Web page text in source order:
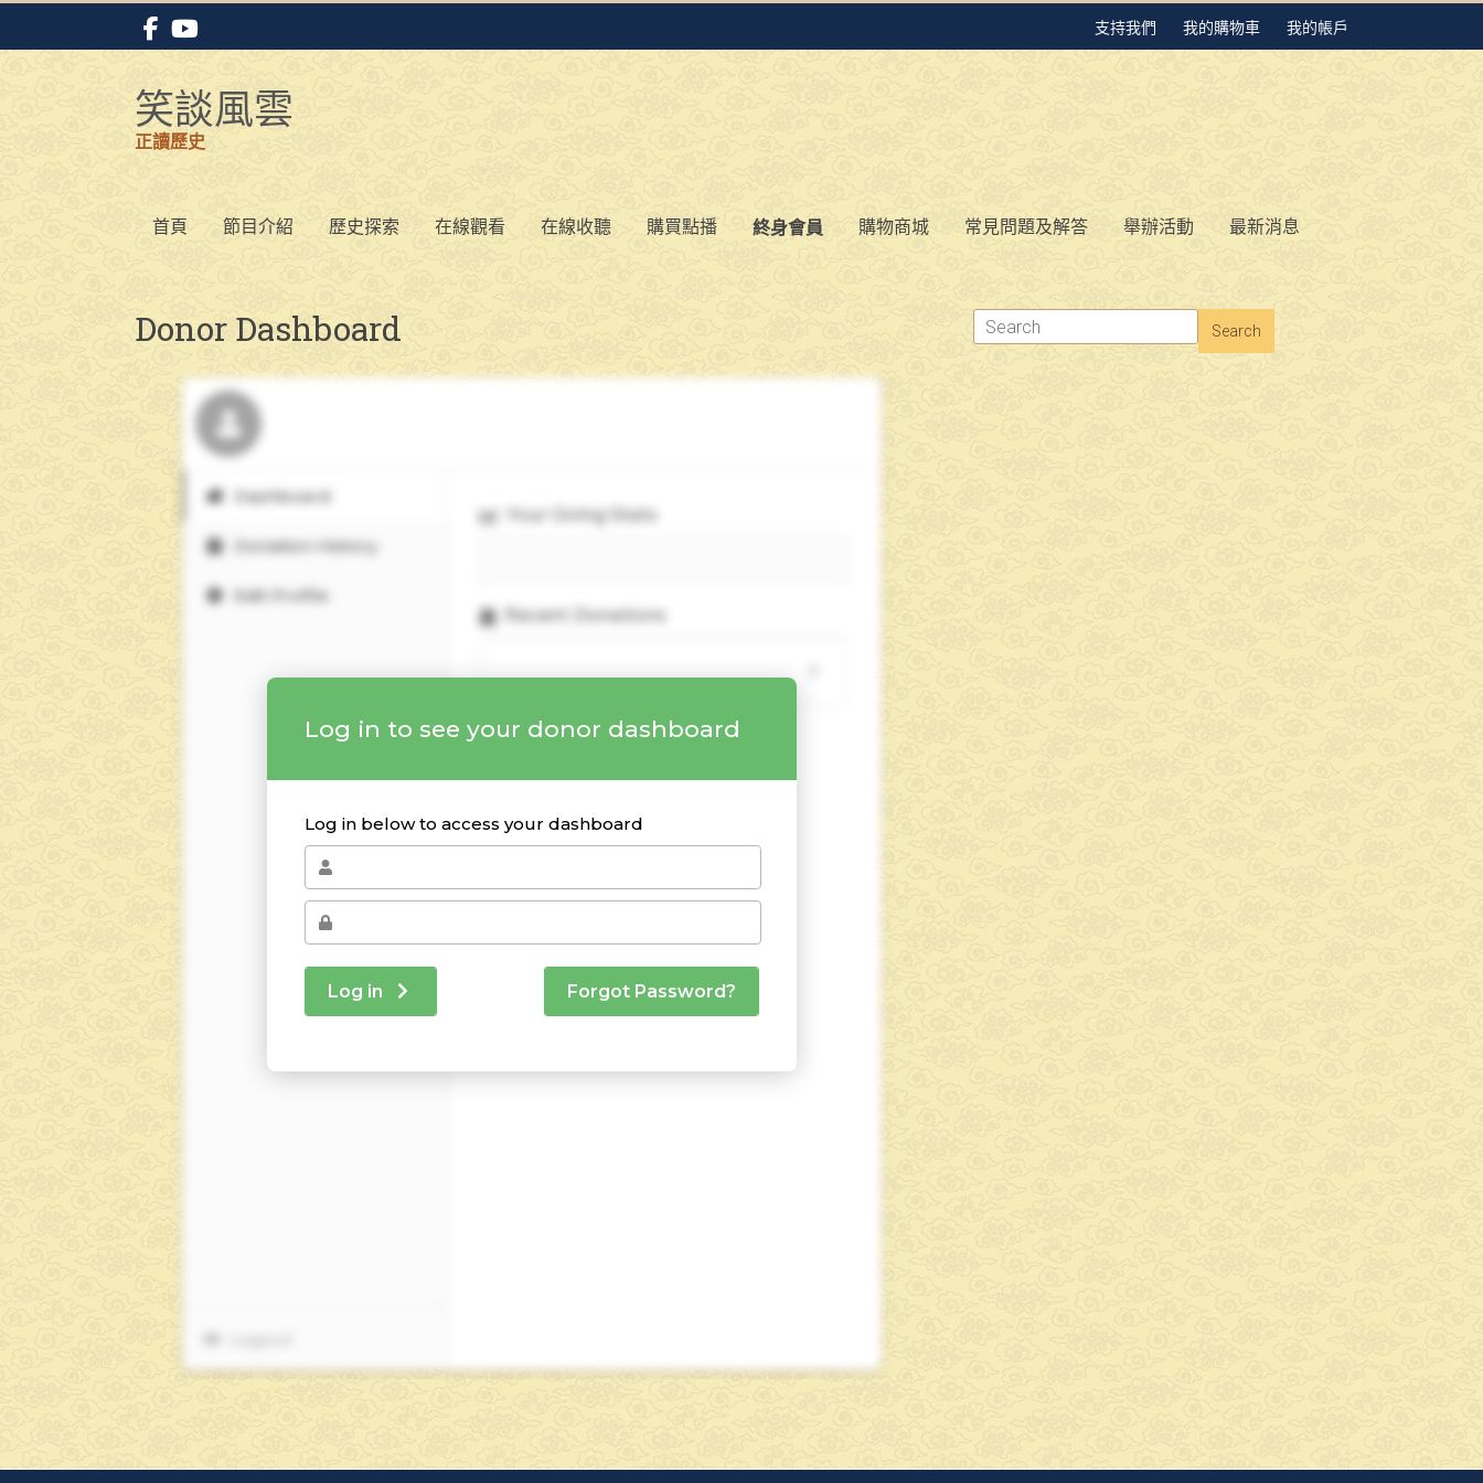
content
支持我們 我的購物車 我的帳戶
笑談風雲
正讀歷史
首頁 節目介紹 歷史探索 在線觀看 在線收聽 購買點播 終身會員 購物商城 常見問題及解答 舉辦活動 最新消息
Donor Dashboard